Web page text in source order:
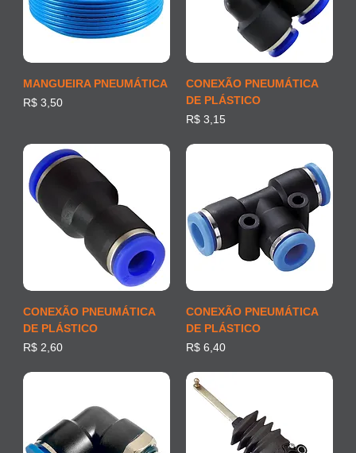
MANGUEIRA PNEUMÁTICA
Preço
R$ 3,50
CONEXÃO PNEUMÁTICA
DE PLÁSTICO
Preço
R$ 3,15
CONEXÃO PNEUMÁTICA
DE PLÁSTICO
Preço
R$ 2,60
CONEXÃO PNEUMÁTICA
DE PLÁSTICO
Preço
R$ 6,40